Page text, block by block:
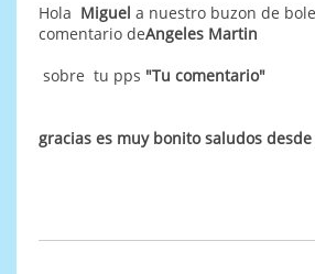
Hola Miguel a nuestro buzon de
comentario deAngeles Martin
sobre tu pps "Tu comentario"
gracias es muy bonito saludos